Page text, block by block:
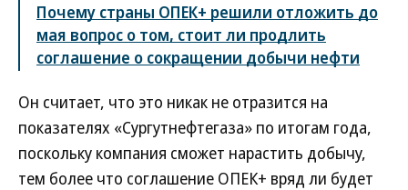
Почему страны ОПЕК+ решили отложить до
мая вопрос о том, стоит ли продлить
соглашение о сокращении добычи нефти
Он считает, что это никак не отразится на
показателях «Сургутнефтегаза» по итогам года,
поскольку компания сможет нарастить добычу,
тем более что соглашение ОПЕК+ вряд ли будет